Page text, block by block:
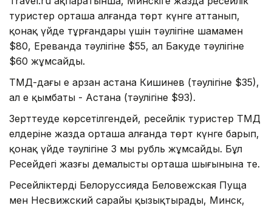
туристер орташа алғанда төрт күнге аттанып,
қонақ үйде тұрғандары үшін тәулігіне шамамен
$80, Ереванда тәулігіне $55, ал Бакуде тәулігіне
$60 жұмсайды.
ТМД-дағы ең арзан астана Кишинев (тәулігіне $35),
ал ең қымбаты - Астана (тәулігіне $93).
Зерттеуде көрсетілгендей, ресейлік туристер ТМД
елдеріне жазда орташа алғанда төрт күнге барып,
қонақ үйде тәулігіне 3 мың рубль жұмсайды. Бұл
Ресейдегі жазғы демалыстың орташа шығынына тең.
Ресейліктерді Белоруссияда Беловежская Пуща
мен Несвижский сарайы қызықтырады, Минск,